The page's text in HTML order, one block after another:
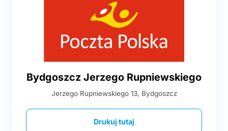
Bydgoszcz Jerzego Rupniewskiego
Jerzego Rupniewskiego 13, Bydgoszcz
Drukuj tutaj